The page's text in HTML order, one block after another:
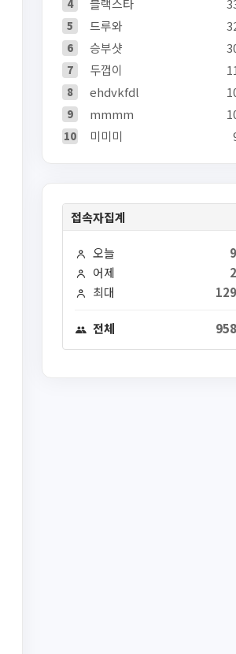
4 블랙스타
5 드루와
6 승부샷
7 두껍이
8 ehdvkfdl
9 mmmm
10 미미미
접속자집계
오늘
어제
최대
전체